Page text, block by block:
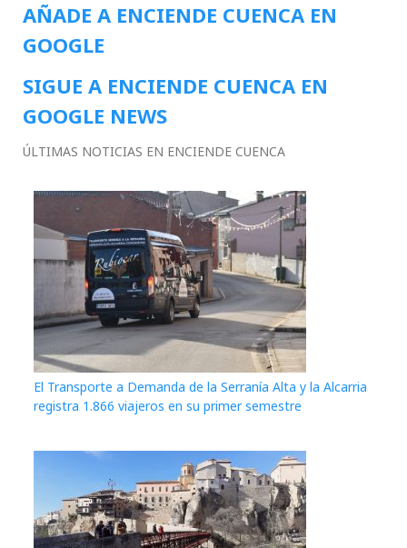
AÑADE A ENCIENDE CUENCA EN
GOOGLE
SIGUE A ENCIENDE CUENCA EN
GOOGLE NEWS
ÚLTIMAS NOTICIAS EN ENCIENDE CUENCA
El Transporte a Demanda de la Serranía Alta y la Alcarria
registra 1.866 viajeros en su primer semestre